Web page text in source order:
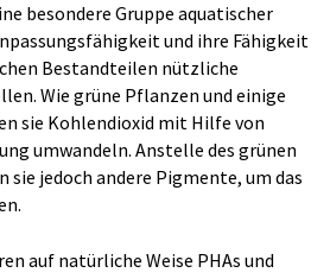
besondere Gruppe aquatischer
und ihre Fähigkeit
Bestandteilen nützliche
Wie grüne Pflanzen und einige
sie Kohlendioxid mit Hilfe von
umwandeln. Anstelle des grünen
sie jedoch andere Pigmente, um das
auf natürliche Weise PHAs und